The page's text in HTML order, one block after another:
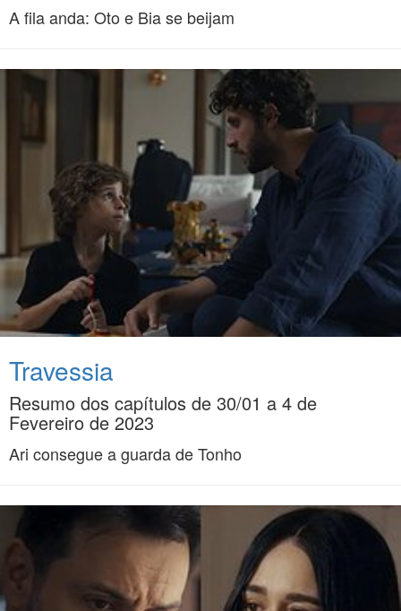
A fila anda: Oto e Bia se beijam
Travessia
Resumo dos capítulos de 30/01 a 4 de
Fevereiro de 2023
Ari consegue a guarda de Tonho